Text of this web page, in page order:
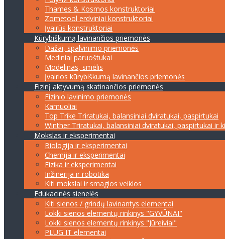
Thames & Kosmos konstruktoriai
Zometool erdviniai konstruktoriai
Įvairūs konstruktoriai
Kūrybiškumą lavinančios priemonės
Dažai, spalvinimo priemonės
Mediniai paruoštukai
Modelinas, smėlis
Įvairios kūrybiškumą lavinančios priemonės
Fizinį aktyvumą skatinančios priemonės
Fizinio lavinimo priemonės
Kamuoliai
Top Trike Triratukai, balansiniai dviratukai, paspirtukai
Winther Triratukai, balansiniai dviratukai, paspirtukai ir
Mokslas ir eksperimentai
Biologija ir eksperimentai
Chemija ir eksperimentai
Fizika ir eksperimentai
Inžinerija ir robotika
Kiti mokslai ir smagios veiklos
Edukacinės sienelės
Kiti sienos / grindų lavinantys elementai
Lokki sienos elementų rinkinys "GYVŪNAI"
Lokki sienos elementų rinkinys "Jūreiviai"
PLUG IT elementai